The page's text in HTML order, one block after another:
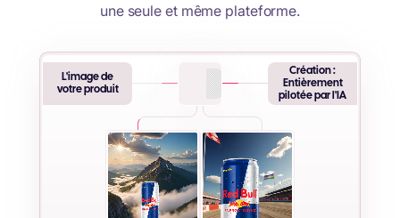
une seule et même plateforme.
L'image de
votre produit
Création :
Entièrement
pilotée par l'IA